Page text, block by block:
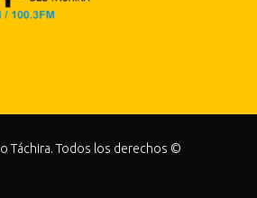
Táchira. Todos los derechos ©